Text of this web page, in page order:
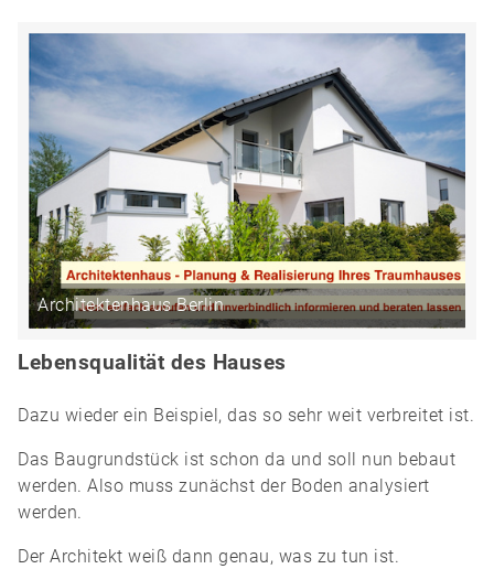
Architektenhaus Berlin
Lebensqualität des Hauses
Dazu wieder ein Beispiel, das so sehr weit verbreitet ist.
Das Baugrundstück ist schon da und soll nun bebaut
werden. Also muss zunächst der Boden analysiert
werden.
Der Architekt weiß dann genau, was zu tun ist.